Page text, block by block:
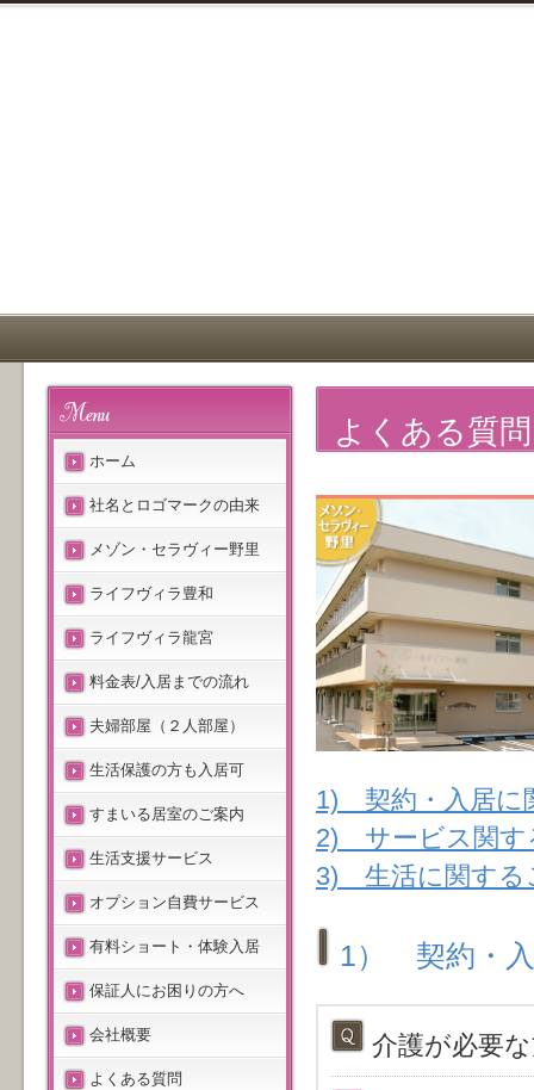
よくある質問
1) 契約・入居に
2) サービス関す
3) 生活に関する
1） 契約・
介護が必要
ホーム
社名とロゴマークの由来
メゾン・セラヴィー野里
ライフヴィラ豊和
ライフヴィラ龍宮
料金表/入居までの流れ
夫婦部屋（２人部屋）
生活保護の方も入居可
すまいる居室のご案内
生活支援サービス
オプション自費サービス
有料ショート・体験入居
保証人にお困りの方へ
会社概要
よくある質問